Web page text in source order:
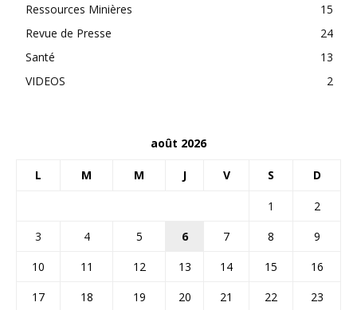
Ressources Minières
15
Revue de Presse
24
Santé
13
VIDEOS
2
août 2026
L M M J V S D
1
2
3
4 5 6 7 8
9
10
11 12 13 14 15
16
17
18 19 20 21 22
23